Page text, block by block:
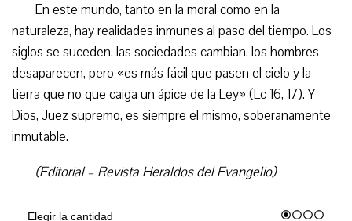
En este mundo, tanto en la moral como en la
naturaleza, hay realidades inmunes al paso del tiempo. Los
siglos se suceden, las sociedades cambian, los hombres
desaparecen, pero «es más fácil que pasen el cielo y la
tierra que no que caiga un ápice de la Ley» (Lc 16, 17). Y
Dios, Juez supremo, es siempre el mismo, soberanamente
inmutable.
(Editorial – Revista Heraldos del Evangelio)